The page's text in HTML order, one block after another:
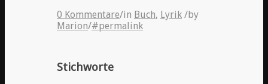
0 Kommentare/in Buch, Lyrik /by
Marion/#permalink
Stichworte